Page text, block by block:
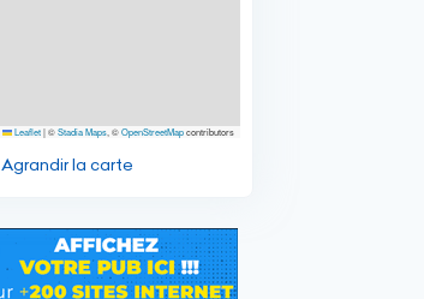
Leaflet|©Stadia Maps, ©OpenStreetMapcontributors
Agrandir la carte